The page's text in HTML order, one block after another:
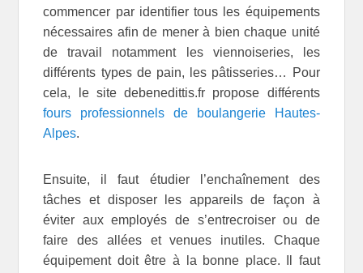
commencer par identifier tous les équipements
nécessaires afin de mener à bien chaque unité
de travail notamment les viennoiseries, les
différents types de pain, les pâtisseries… Pour
cela, le site debenedittis.fr propose différents
fours professionnels de boulangerie Hautes-
Alpes.
Ensuite, il faut étudier l’enchaînement des
tâches et disposer les appareils de façon à
éviter aux employés de s’entrecroiser ou de
faire des allées et venues inutiles. Chaque
équipement doit être à la bonne place. Il faut